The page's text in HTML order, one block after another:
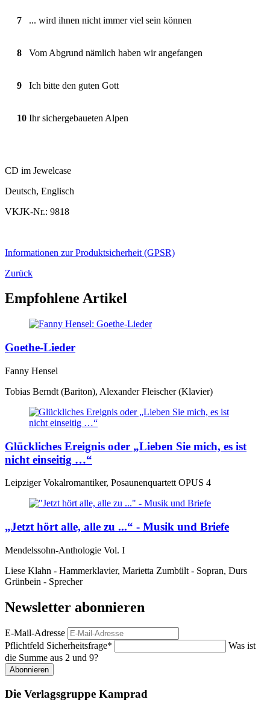
7 ... wird ihnen nicht immer viel sein können
8 Vom Abgrund nämlich haben wir angefangen
9 Ich bitte den guten Gott
10 Ihr sichergebaueten Alpen
CD im Jewelcase
Deutsch, Englisch
VKJK-Nr.: 9818
Informationen zur Produktsicherheit (GPSR)
Zurück
Empfohlene Artikel
Goethe-Lieder
Fanny Hensel
Tobias Berndt (Bariton), Alexander Fleischer (Klavier)
Glückliches Ereignis oder „Lieben Sie mich, es ist
nicht einseitig …“
Leipziger Vokalromantiker, Posaunenquartett OPUS 4
„Jetzt hört alle, alle zu ...“ - Musik und Briefe
Mendelssohn-Anthologie Vol. I
Liese Klahn - Hammerklavier, Marietta Zumbült - Sopran, Durs
Grünbein - Sprecher
Newsletter abonnieren
E-Mail-Adresse
Pflichtfeld Sicherheitsfrage*
Was ist
die Summe aus 2 und 9?
Abonnieren
Die Verlagsgruppe Kamprad